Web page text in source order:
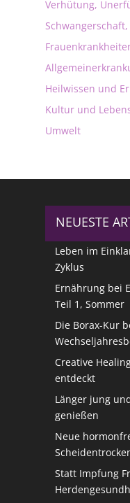
Verhütung,
Heilwissen und
Kultur und
Umwelt
NEUESTE
Leben im
Zyklus
Ernährung bei
Teil 1, Sommer
Die Borax-Kur
Creative
entdeckt
Länger jung
genießen
Neue
Statt Impfung